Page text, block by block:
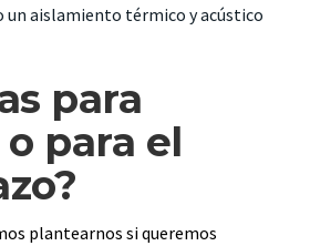
aislamiento térmico y acústico
para
para el
plantearnos si queremos